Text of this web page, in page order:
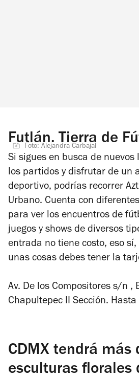
Futlán. Tierra de
Foto: Alejandra Carbajal
Si sigues en busca de
los partidos y disfrutar de un
deportivo, podrías recorrer
Urbano. Cuenta con
para ver los encuentros de
juegos y shows de diversos
entrada no tiene costo, eso
unas cosas debes tener la
Av. De los Compositores s/n ,
Chapultepec II Sección.
CDMX tendrá más
esculturas florales